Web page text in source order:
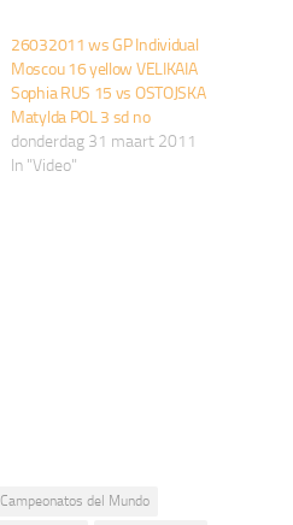
26032011 ws GP Individual
Moscou 16 yellow VELIKAIA
Sophia RUS 15 vs OSTOJSKA
Matylda POL 3 sd no
donderdag 31 maart 2011
In "Video"
Campeonatos del Mundo